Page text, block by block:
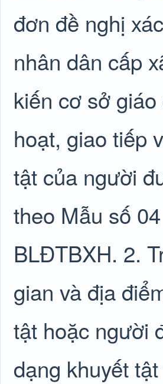
đơn đề nghị
nhân dân cấp
kiến cơ sở
hoạt, giao tiếp
tật của người
theo Mẫu số
BLĐTBXH. 2.
gian và địa
tật hoặc người
dạng khuyết